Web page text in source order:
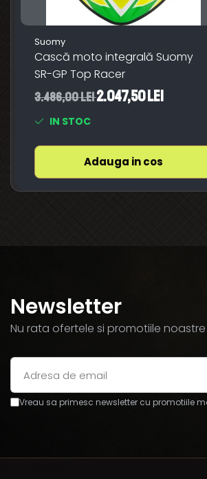
Suomy
Cască moto integrală Suomy
SR-GP Top Racer
3.486,00 Lei2.047,50 Lei
IN STOC
Adauga in cos
Newsletter
Nu rata ofertele si promotiile noastre
Vreau sa primesc newsletter cu promotiile